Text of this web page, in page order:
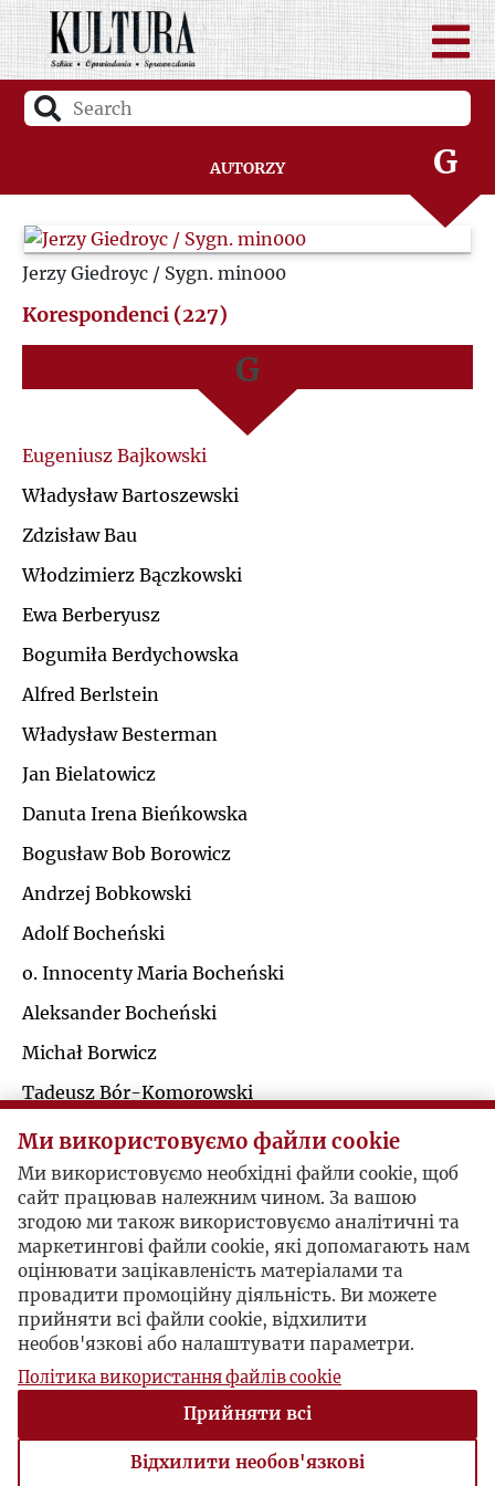
Autorzy
D
F
G
H
J
V
W
Jerzy Giedroyc / Sygn. min000
Korespondenci (227)
A
B
C
D
G
H
L
M
P
S
Ś
T
U
V
W
Z
Eugeniusz Bajkowski
Władysław Bartoszewski
Zdzisław Bau
Włodzimierz Bączkowski
Ewa Berberyusz
Bogumiła Berdychowska
Alfred Berlstein
Władysław Besterman
Jan Bielatowicz
Danuta Irena Bieńkowska
Bogusław Bob Borowicz
Andrzej Bobkowski
Adolf Bocheński
o. Innocenty Maria Bocheński
Aleksander Bocheński
Michał Borwicz
Tadeusz Bór-Komorowski
Zdzisław Broncel
Witold Bronowski
Zbigniew Brzeziński
Jerzy Giedroyc / Eugeniusz Bajkowski
Rzym, 1963-11-23 , Eugeniusz Bajkowski
Na pocztówce wysłanej z Rzymu Bajkowski
straszcza swoje wrażenia z wyjazdu do czeskiej
Pragi, przy czym podkreśla pozytywne zaskoczenie
Ми використовуємо файли cookie
Ми використовуємо необхідні файли cookie, щоб
сайт працював належним чином. За вашою
згодою ми також використовуємо аналітичні та
маркетингові файли cookie, які допомагають нам
оцінювати зацікавленість матеріалами та
провадити промоційну діяльність. Ви можете
прийняти всі файли cookie, відхилити
необов'язкові або налаштувати параметри.
Політика використання файлів cookie
Прийняти всі
Відхилити необов'язкові